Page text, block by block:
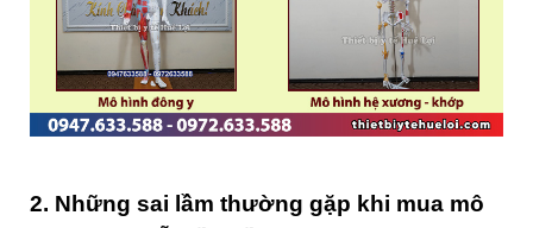
2. Những sai lầm thường gặp khi mua mô